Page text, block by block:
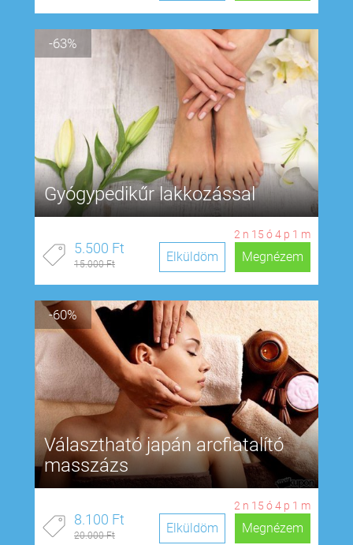
-63%
Gyógypedikűr lakkozással
2 n 15 ó4 p 0 m
5.500 Ft
15.000 Ft Megnézem
Elküldöm
-60%
Választható japán arcfiatalító
masszázs
2 n 15 ó4 p 0 m
8.100 Ft
20.000 Ft Megnézem
Elküldöm